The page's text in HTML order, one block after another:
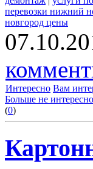
перевозки нижний
новгород цены
Интересно Вам
Больше не интересно
(0)